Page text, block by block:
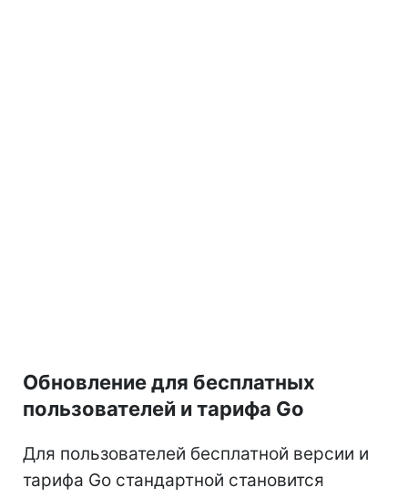
Обновление для бесплатных
пользователей и тарифа Go
Для пользователей бесплатной версии и
тарифа Go стандартной становится